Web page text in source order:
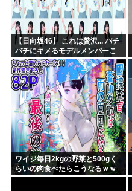
【日向坂46】 これは贅沢... バチ
バチにキメるモデルメンバーこ
ちら
ワイジ毎日2kgの野菜と500gく
らいの肉食べたらこうなるｗｗ
ｗ